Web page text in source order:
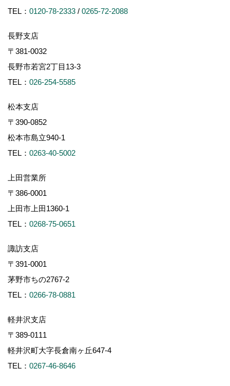
TEL： 0120-78-2333 / 0265-72-2088
長野支店
〒381-0032
長野市若宮2丁目13-3
TEL： 026-254-5585
松本支店
〒390-0852
松本市島立940-1
TEL： 0263-40-5002
上田営業所
〒386-0001
上田市上田1360-1
TEL： 0268-75-0651
諏訪支店
〒391-0001
茅野市ちの2767-2
TEL： 0266-78-0881
軽井沢支店
〒389-0111
軽井沢町大字長倉南ヶ丘647-4
TEL： 0267-46-8646